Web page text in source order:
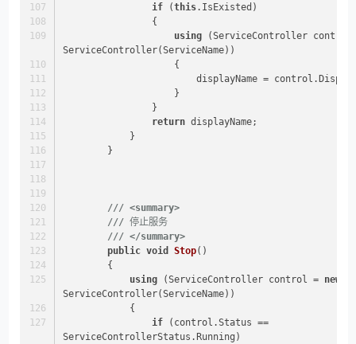
if (this.IsExisted)
                {
using (ServiceController
ServiceController(ServiceName))
                    {
displayName =
                    }
                }
return displayName;
            }
        }
/// <summary>
/// 停止服务
/// </summary>
public void Stop()
        {
using (ServiceController control = new
ServiceController(ServiceName))
            {
if (control.Status ==
ServiceControllerStatus.Running)